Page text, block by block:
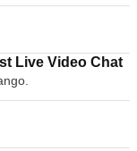
Broadcast Live Video Chat